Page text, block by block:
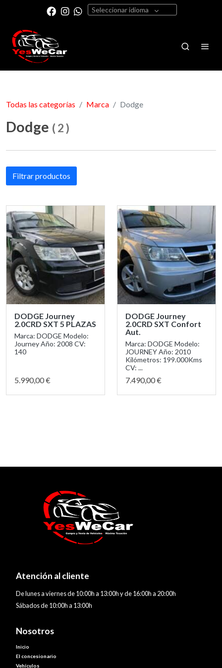
Seleccionar idioma
Todas las categorías Marca Dodge
Dodge (2)
Filtrar productos
DODGE Journey
2.0CRD SXT 5 PLAZAS
Marca: DODGE Modelo:
Journey Año: 2008 CV:
140
5.990,00 €
DODGE Journey
2.0CRD SXT Confort
Aut.
Marca: DODGE Modelo:
JOURNEY Año: 2010
Kilómetros: 199.000Kms
CV: ...
7.490,00 €
Atención al cliente
De lunes a viernes de 10:00h a 13:00h y de 16:00h a 20:00h
Sábados de 10:00h a 13:00h
Nosotros
Inicio
El concesionario
Vehículos